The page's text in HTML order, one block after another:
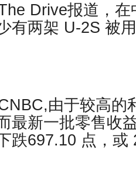
Drive报道，
有两架 U-2S 被
由于较高的
最新一批零售收
跌697.10 点，或